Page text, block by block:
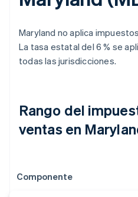
Maryland no aplica
La tasa estatal del 6 % se
todas las jurisdicciones.
Rango del
ventas en
Componente